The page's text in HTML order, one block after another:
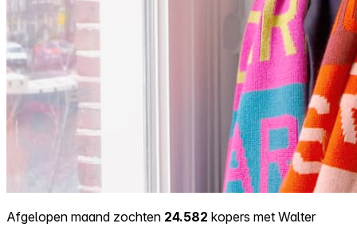
Afgelopen maand zochten 24.582 kopers met Walter